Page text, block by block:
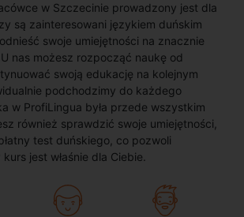
w Szczecinie prowadzony jest dla
są zainteresowani językiem duńskim
swoje umiejętności na znacznie
nas możesz rozpocząć naukę od
swoją edukację na kolejnym
podchodzimy do każdego
w ProfiLingua była przede wszystkim
również sprawdzić swoje umiejętności,
test duńskiego, co pozwoli
jest właśnie dla Ciebie.